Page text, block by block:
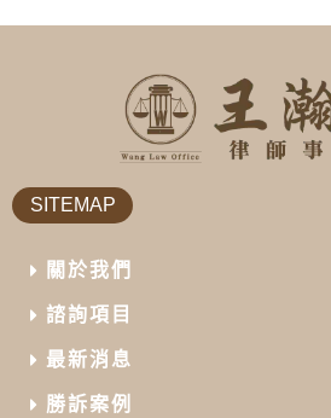
SITEMAP
關於我們
諮詢項目
最新消息
勝訴案例